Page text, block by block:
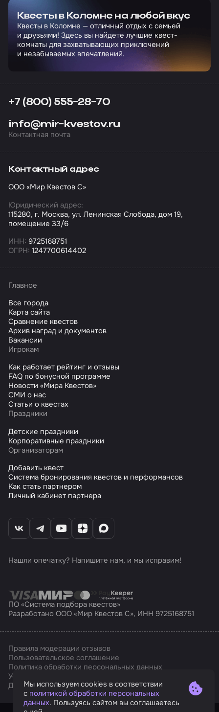
Квесты в Коломне на любой вкус
Квесты в Коломне — отличный отдых с семьей
и друзьями! Здесь вы найдете лучшие квест-
комнаты для захватывающих приключений
и незабываемых впечатлений.
+7 (800) 555-28-70
info@mir-kvestov.ru
Контактная почта
Контактный адрес
ООО «Мир Квестов С»
Юридический адрес:
115280, г. Москва, ул. Ленинская Слобода, дом 19,
помещение 33/6
ИНН: 9725168751
ОГРН: 1247700614402
Главное
Все города
Карта сайта
Сравнение квестов
Архив наград и документов
Вакансии
Игрокам
Как работает рейтинг и отзывы
FAQ по бонусной программе
Новости «Мира Квестов»
СМИ о нас
Статьи о квестах
Праздники
Детские праздники
Корпоративные праздники
Организаторам
Добавить квест
Система бронирования квестов и перформансов
Как стать партнером
Личный кабинет партнера
Нашли опечатку? Напишите нам, и мы исправим!
ПО «Система подбора квестов»
Разработано ООО «Мир Квестов С», ИНН 9725168751
Правила модерации отзывов
Пользовательское соглашение
Политика обработки персональных данных
Условия оплаты и возврата
ДизайнAffarts
Мы используем cookies в соответствии
с политикой обработки персональных
данных. Пользуясь сайтом вы соглашаетесь